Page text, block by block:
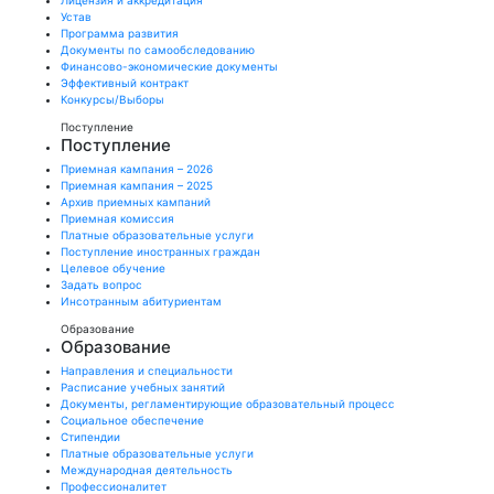
Устав
Программа развития
Документы по самообследованию
Финансово-экономические документы
Эффективный контракт
Конкурсы/Выборы
Поступление
Поступление
Приемная кампания – 2026
Приемная кампания – 2025
Архив приемных кампаний
Приемная комиссия
Платные образовательные услуги
Поступление иностранных граждан
Целевое обучение
Задать вопрос
Инсотранным абитуриентам
Образование
Образование
Направления и специальности
Расписание учебных занятий
Документы, регламентирующие образовательный процесс
Социальное обеспечение
Стипендии
Платные образовательные услуги
Международная деятельность
Профессионалитет